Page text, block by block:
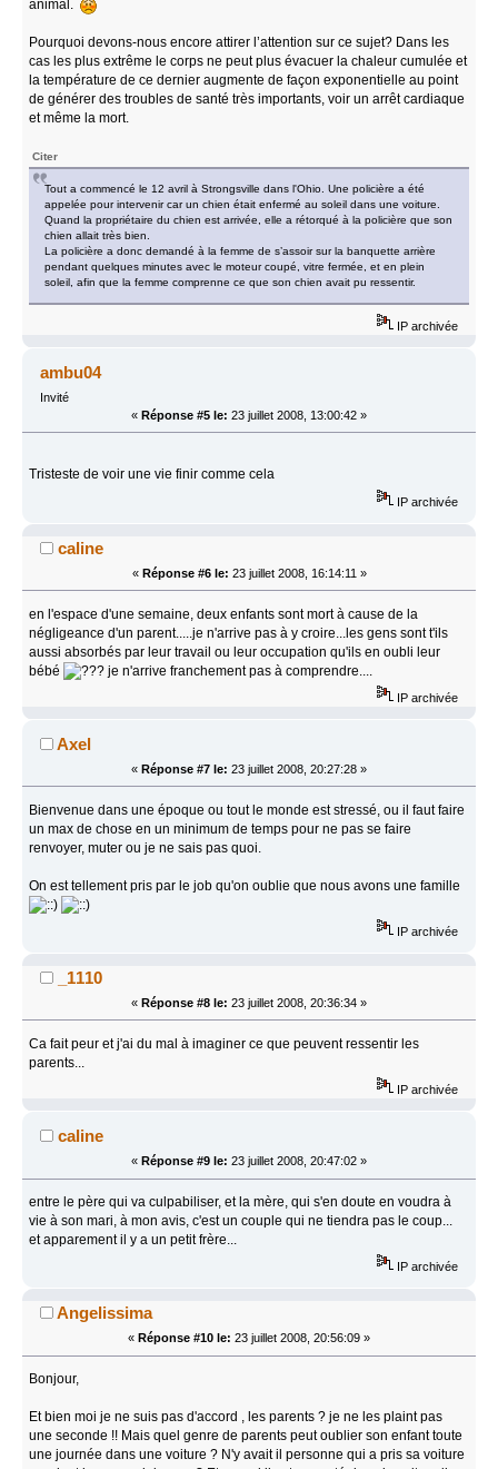
animal.
Pourquoi devons-nous encore attirer l’attention sur ce sujet? Dans les
cas les plus extrême le corps ne peut plus évacuer la chaleur cumulée et
la température de ce dernier augmente de façon exponentielle au point
de générer des troubles de santé très importants, voir un arrêt cardiaque
et même la mort.
Citer
Tout a commencé le 12 avril à Strongsville dans l'Ohio. Une policière a été
appelée pour intervenir car un chien était enfermé au soleil dans une voiture.
Quand la propriétaire du chien est arrivée, elle a rétorqué à la policière que son
chien allait très bien.
La policière a donc demandé à la femme de s’assoir sur la banquette arrière
pendant quelques minutes avec le moteur coupé, vitre fermée, et en plein
soleil, afin que la femme comprenne ce que son chien avait pu ressentir.
IP archivée
ambu04
Invité
« Réponse #5 le: 23 juillet 2008, 13:00:42 »
Tristeste de voir une vie finir comme cela
IP archivée
caline
« Réponse #6 le: 23 juillet 2008, 16:14:11 »
en l'espace d'une semaine, deux enfants sont mort à cause de la
négligeance d'un parent.....je n'arrive pas à y croire...les gens sont t'ils
aussi absorbés par leur travail ou leur occupation qu'ils en oubli leur
bébé
je n'arrive franchement pas à comprendre....
IP archivée
Axel
« Réponse #7 le: 23 juillet 2008, 20:27:28 »
Bienvenue dans une époque ou tout le monde est stressé, ou il faut faire
un max de chose en un minimum de temps pour ne pas se faire
renvoyer, muter ou je ne sais pas quoi.
On est tellement pris par le job qu'on oublie que nous avons une famille
IP archivée
_1110
« Réponse #8 le: 23 juillet 2008, 20:36:34 »
Ca fait peur et j'ai du mal à imaginer ce que peuvent ressentir les
parents...
IP archivée
caline
« Réponse #9 le: 23 juillet 2008, 20:47:02 »
entre le père qui va culpabiliser, et la mère, qui s'en doute en voudra à
vie à son mari, à mon avis, c'est un couple qui ne tiendra pas le coup...
et apparement il y a un petit frère...
IP archivée
Angelissima
« Réponse #10 le: 23 juillet 2008, 20:56:09 »
Bonjour,
Et bien moi je ne suis pas d'accord , les parents ? je ne les plaint pas
une seconde !! Mais quel genre de parents peut oublier son enfant toute
une journée dans une voiture ? N'y avait il personne qui a pris sa voiture